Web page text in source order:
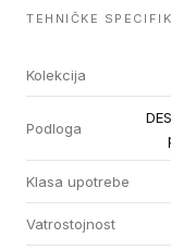
TEHNIČKE
Kolekcija
Podloga
Klasa upotrebe
Vatrostojnost